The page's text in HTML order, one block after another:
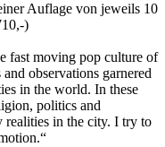
Auflage von jeweils 10
)
fast moving pop culture of
observations garnered
in the world. In these
politics and
realities in the city. I try to